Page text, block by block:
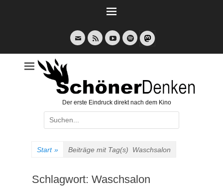
E-
Mail
Feed YouTubeSpotify
Der erste Eindruck direkt nach dem Kino
Suche
nach:
Start » Beiträge mit Tag(s) Waschsalon
Schlagwort: Waschsalon